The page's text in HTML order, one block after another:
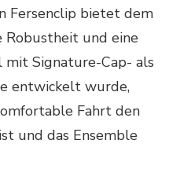
Fersenclip bietet dem
Robustheit und eine
Signature-Cap- als
entwickelt wurde,
Fahrt den
und das Ensemble